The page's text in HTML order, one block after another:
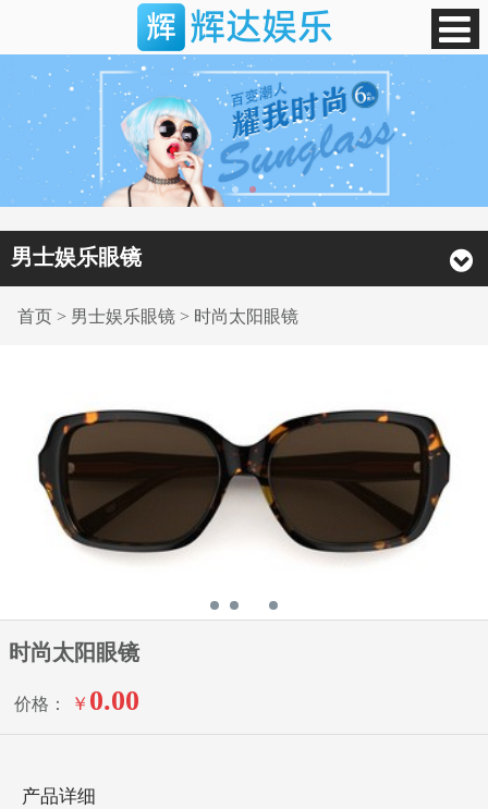
男士娱乐眼镜
首页> 男士娱乐眼镜> 时尚太阳眼镜
时尚太阳眼镜
价格： ￥ 0.00
产品详细